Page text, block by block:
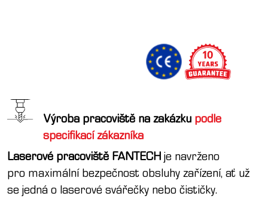
Výroba pracoviště na zakázku podle
specifikací zákazníka
Laserové pracoviště FANTECH je navrženo
pro maximální bezpečnost obsluhy zařízení, ať už
se jedná o laserové svářečky nebo čističky.